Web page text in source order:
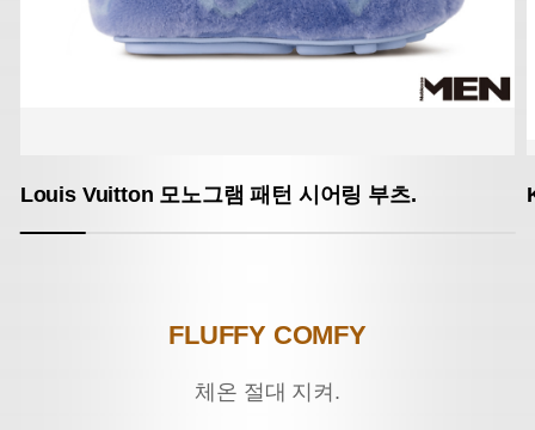
Louis Vuitton 모노그램 패턴 시어링 부츠.
FLUFFY COMFY
체온 절대 지켜.